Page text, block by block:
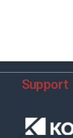
Support